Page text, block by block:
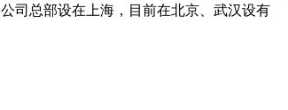
司总部设在上海，目前在北京、武汉设有